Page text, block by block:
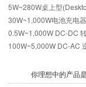
5W~280W桌上型
30W~1,000W电池充电器
0.5W~1,000W DC-DC
100W~5,000W DC-AC
你理想中的产品